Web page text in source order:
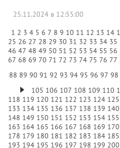
25.11.2024 в 12:55:00
1 2 3 4 5 6 7 8 9 10 11 12 13 14
25 26 27 28 29 30 31 32 33 34 35
46 47 48 49 50 51 52 53 54 55 56
67 68 69 70 71 72 73 74 75 76 77
88 89 90 91 92 93 94 95 96 97 98
105 106 107 108 109 110
118 119 120 121 122 123 124 125
133 134 135 136 137 138 139 140
148 149 150 151 152 153 154 155
163 164 165 166 167 168 169 170
178 179 180 181 182 183 184 185
193 194 195 196 197 198 199 200